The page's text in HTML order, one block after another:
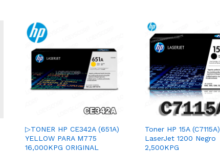
▷TONER HP CE342A (651A)
YELLOW PARA M775
16,000KPG ORIGINAL
Toner HP 15A (C7115A)
LaserJet 1200 Negro
2,500KPG